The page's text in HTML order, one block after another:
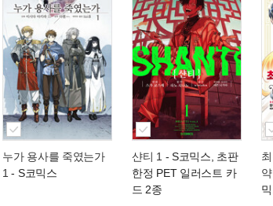
누가 용사를 죽였는가
1 - S코믹스
샨티 1 - S코믹스, 초판
한정 PET 일러스트 카
드 2종